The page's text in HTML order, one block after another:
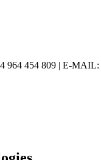
964 454 809 | E-MAIL:
en